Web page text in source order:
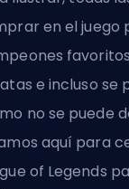
en el juego
e incluso se
no se puede
aquí para
of Legends